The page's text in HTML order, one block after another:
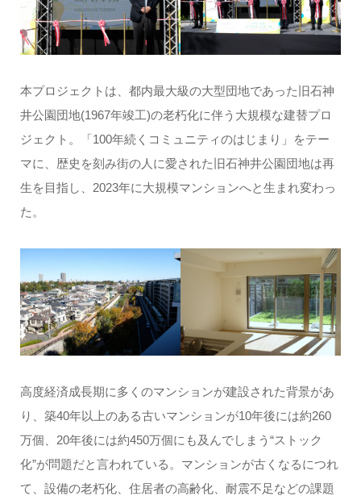
本プロジェクトは、都内最大級の大型団地であった旧石神
井公園団地(1967年竣工)の老朽化に伴う大規模な建替プロ
ジェクト。「100年続くコミュニティのはじまり」をテー
マに、歴史を刻み街の人に愛された旧石神井公園団地は再
生を目指し、2023年に大規模マンションへと生まれ変わっ
た。
高度経済成長期に多くのマンションが建設された背景があ
り、築40年以上のある古いマンションが10年後には約260
万個、20年後には約450万個にも及んでしまう“ストック
化”が問題だと言われている。マンションが古くなるにつれ
て、設備の老朽化、住居者の高齢化、耐震不足などの課題